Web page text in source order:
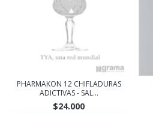
PHARMAKON 12 CHIFLADURAS
ADICTIVAS - SAL...
$24.000